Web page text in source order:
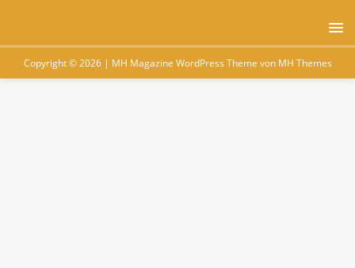
Copyright © 2026 | MH Magazine WordPress Theme von MH Themes